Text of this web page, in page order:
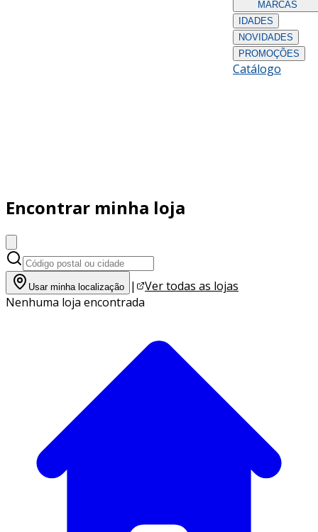
MARCAS
IDADES
NOVIDADES
PROMOÇÕES
Catálogo
Encontrar minha loja
Usar minha localização |
Ver todas as lojas
Nenhuma loja encontrada